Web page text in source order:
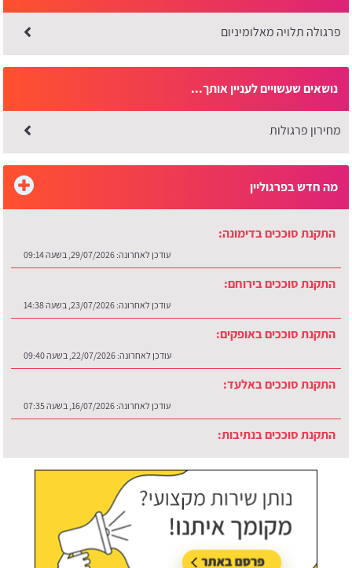
פרגולה תלויה מאלומיניום
נושאים שעשויים לעניין אותך...
מחירון פרגולות
מה חדש בפרגוליין
התקנת סוככים בדימונה:
עודכן לאחרונה: 29/07/2026, בשעה 09:14
התקנת סוככים בירוחם:
עודכן לאחרונה: 23/07/2026, בשעה 14:38
התקנת סוככים באופקים:
עודכן לאחרונה: 22/07/2026, בשעה 09:40
התקנת סוככים באלעד:
עודכן לאחרונה: 16/07/2026, בשעה 07:35
התקנת סוככים בנתיבות:
עודכן לאחרונה:30/07/2026, בשעה 12:48